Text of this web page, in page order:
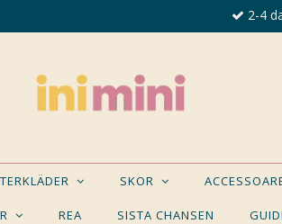
2-4
SKOR
REA SISTA CHANSEN